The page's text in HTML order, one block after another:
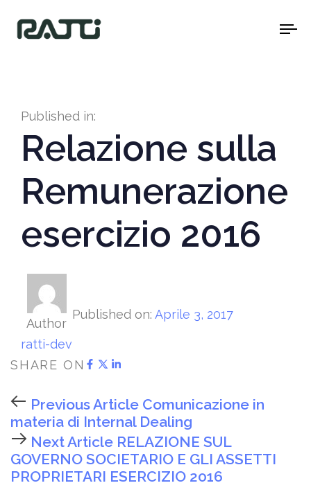
Published in:
Relazione sulla
Remunerazione
esercizio 2016
Author
ratti-dev
Published on: Aprile 3, 2017
SHARE ON
Previous Article Comunicazione in
materia di Internal Dealing
Next Article RELAZIONE SUL
GOVERNO SOCIETARIO E GLI ASSETTI
PROPRIETARI ESERCIZIO 2016